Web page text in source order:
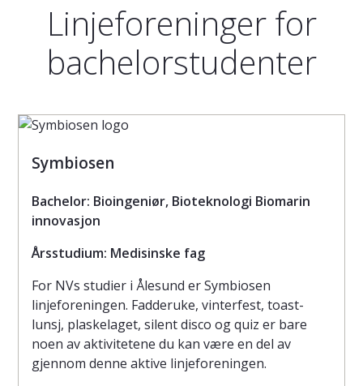
Linjeforeninger for
bachelorstudenter
Symbiosen
Bachelor: Bioingeniør, Bioteknologi Biomarin
innovasjon
Årsstudium: Medisinske fag
For NVs studier i Ålesund er Symbiosen
linjeforeningen. Fadderuke, vinterfest, toast-
lunsj, plaskelaget, silent disco og quiz er bare
noen av aktivitetene du kan være en del av
gjennom denne aktive linjeforeningen.